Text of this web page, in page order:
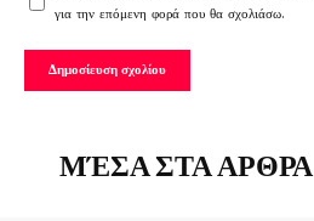
για την επόμενη φορά που θα σχολιάσω.
ΜΈΣΑ ΣΤΑ ΑΡΘΡΑ